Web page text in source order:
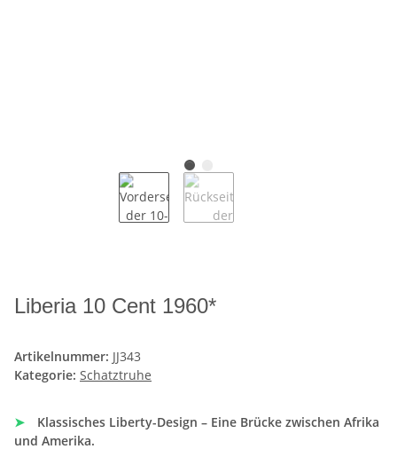
Liberia 10 Cent 1960*
Artikelnummer: JJ343
Kategorie: Schatztruhe
➤
Klassisches Liberty-Design – Eine Brücke zwischen Afrika
und Amerika.